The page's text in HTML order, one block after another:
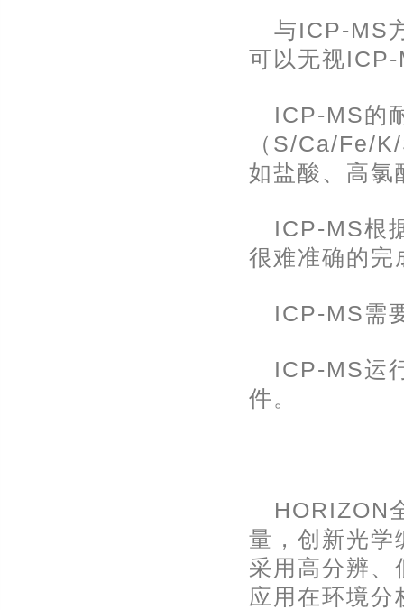
与ICP-MS
可以无视
ICP-MS的
（S/Ca/Fe/
如盐酸、高氯
ICP-MS根
很难准确的完
ICP-MS需
ICP-MS运
件。
HORIZON
量，创新光学
采用高分辨、
应用在环境